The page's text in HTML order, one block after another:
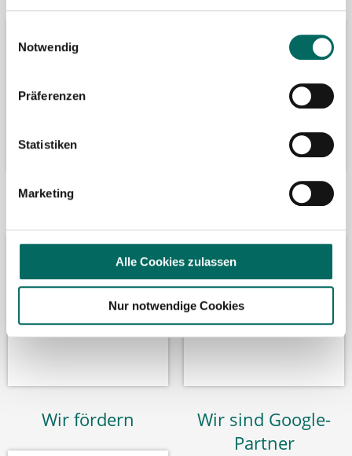
Notwendig
Präferenzen
Statistiken
Marketing
Alle Cookies zulassen
Nur notwendige Cookies
Bäume pflanzen Kooperation mit
Wir fördern
Wir sind Google-
Partner